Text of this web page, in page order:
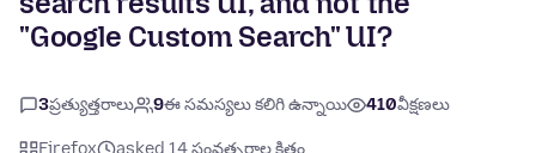
"Google Custom Search" UI?
3ప్రత్యుత్తరాలు 9ఈ సమస్యలు కలిగి ఉన్నాయి 410వీక్షణలు